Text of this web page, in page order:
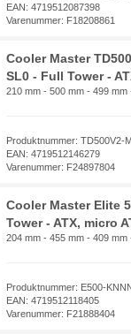
EAN: 4719512087398
Varenummer: F18208861
Cooler Master
SL0 - Full Tower -
210 mm - 500 mm - 499
Produktnummer: TD500V2-
EAN: 4719512146279
Varenummer: F24897804
Cooler Master Elite
Tower - ATX, micro
204 mm - 455 mm - 409
Produktnummer: E500-
EAN: 4719512118405
Varenummer: F21888404